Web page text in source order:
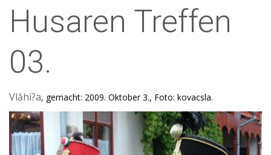
Husaren Treffen
03.
Vlăhi?a, gemacht: 2009. Oktober 3., Foto: kovacsla.